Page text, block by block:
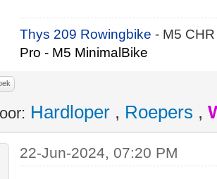
Thys 209 Rowingbike- M5
Pro - M5 MinimalBike
Hardloper , Roepers ,
22-Jun-2024, 07:20 PM